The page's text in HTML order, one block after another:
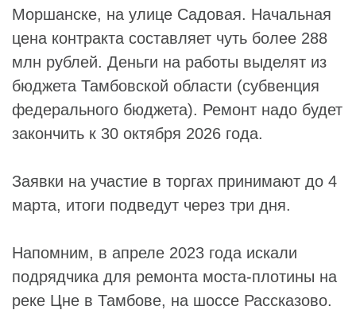
Моршанске, на улице Садовая. Начальная
цена контракта составляет чуть более 288
млн рублей. Деньги на работы выделят из
бюджета Тамбовской области (субвенция
федерального бюджета). Ремонт надо будет
закончить к 30 октября 2026 года.
Заявки на участие в торгах принимают до 4
марта, итоги подведут через три дня.
Напомним, в апреле 2023 года искали
подрядчика для ремонта моста-плотины на
реке Цне в Тамбове, на шоссе Рассказово.